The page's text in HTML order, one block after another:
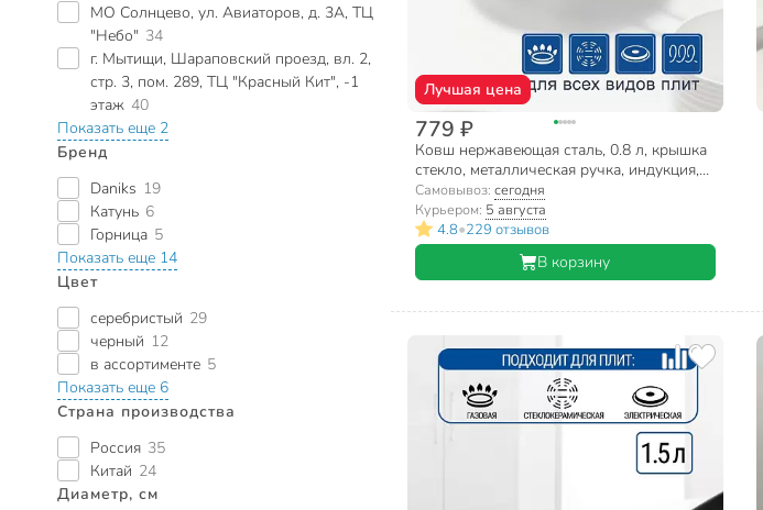
МО Солнцево, ул. Авиаторов, д. 3А, ТЦ
"Небо" 34
г. Мытищи, Шараповский проезд, вл. 2,
стр. 3, пом. 289, ТЦ "Красный Кит", -1
этаж 40
Показать еще 2
Бренд
Daniks 19
Катунь 6
Горница 5
Показать еще 14
Цвет
серебристый 29
черный 12
в ассортименте 5
Показать еще 6
Страна производства
Россия 35
Китай 24
Диаметр, см
Лучшая цена
779 ₽
Ковш нержавеющая сталь, 0.8 л, крышка
стекло, металлическая ручка, индукция,
Daniks, GS-01311-12SP/SD-512S
Самовывоз: сегодня
Курьером: 5 августа
4.8•229 отзывов
В корзину